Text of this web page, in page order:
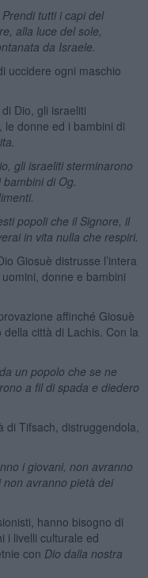
Prendi tutti i capi del
alla luce del sole,
da Israele.
uccidere ogni maschio
Dio, gli israeliti
donne ed i bambini di
gli israeliti sterminarono
di Og.
popoli che il Signore, il
in vita nulla che respiri.
Giosuè distrusse l’intera
donne e bambini
affinché Giosuè
città di Lachis. Con la
da un popolo che se ne
a fil di spada e diedero
Tifsach, distruggendola,
i giovani, non avranno
avranno pietà dei
hanno bisogno di
i livelli culturale ed
con Dio dalla nostra